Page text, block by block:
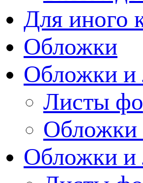
Для иного
Обложки
Обложки и
Листы
Обложки
Обложки и